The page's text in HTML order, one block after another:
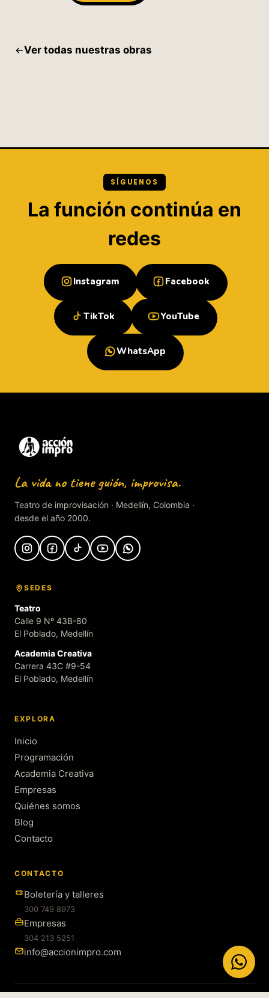
Ver todas nuestras obras
SÍGUENOS
La función continúa en
redes
Instagram Facebook
TikTok YouTube
WhatsApp
La vida no tiene guión, improvisa.
Teatro de improvisación · Medellín, Colombia ·
desde el año 2000.
SEDES
Teatro
Calle 9 Nº 43B-80
El Poblado, Medellín
Academia Creativa
Carrera 43C #9-54
El Poblado, Medellín
EXPLORA
Inicio
Programación
Academia Creativa
Empresas
Quiénes somos
Blog
Contacto
CONTACTO
Boletería y talleres
300 749 8973
Empresas
304 213 5251
info@accionimpro.com